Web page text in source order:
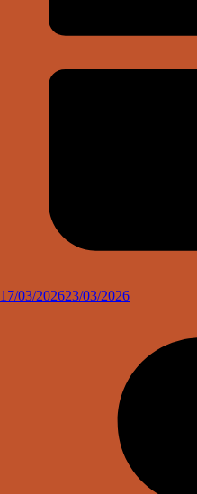
17/03/202623/03/2026